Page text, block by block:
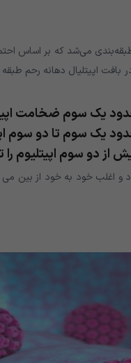
می‌شد که بر اساس